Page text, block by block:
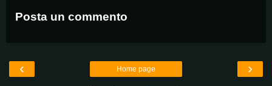
Posta un commento
‹ ›
Home page